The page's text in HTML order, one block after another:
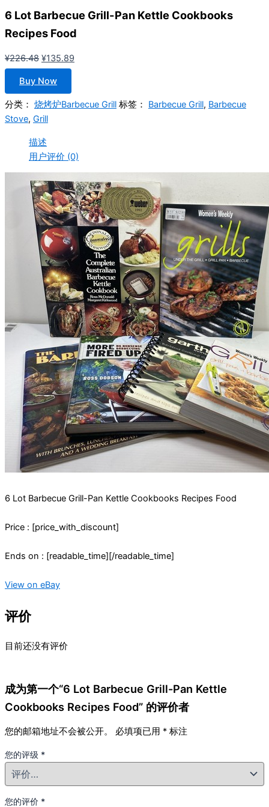
6 Lot Barbecue Grill-Pan Kettle Cookbooks
Recipes Food
¥226.48 原
价
为：
¥226.48。
¥135.89
格
Buy Now
分类： 烧烤炉Barbecue Grill 标签： Barbecue Grill, Barbecue
Stove, Grill
描述
用户评价 (0)
6 Lot Barbecue Grill-Pan Kettle Cookbooks Recipes Food
Price : [price_with_discount]
Ends on : [readable_time][/readable_time]
View on eBay
评价
目前还没有评价
成为第一个“6 Lot Barbecue Grill-Pan Kettle
Cookbooks Recipes Food” 的评价者
您的邮箱地址不会被公开。 必填项已用 * 标注
您的评级 *
您的评价 *